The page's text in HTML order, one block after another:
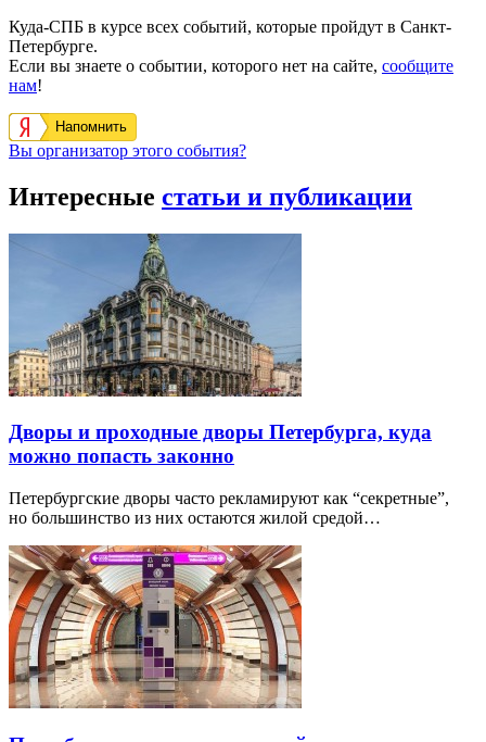
Куда-СПБ в курсе всех событий, которые пройдут в Санкт-
Петербурге.
Если вы знаете о событии, которого нет на сайте, сообщите
нам!
Напомнить
Вы организатор этого события?
Интересные статьи и публикации
Дворы и проходные дворы Петербурга, куда
можно попасть законно
Петербургские дворы часто рекламируют как “секретные”,
но большинство из них остаются жилой средой…